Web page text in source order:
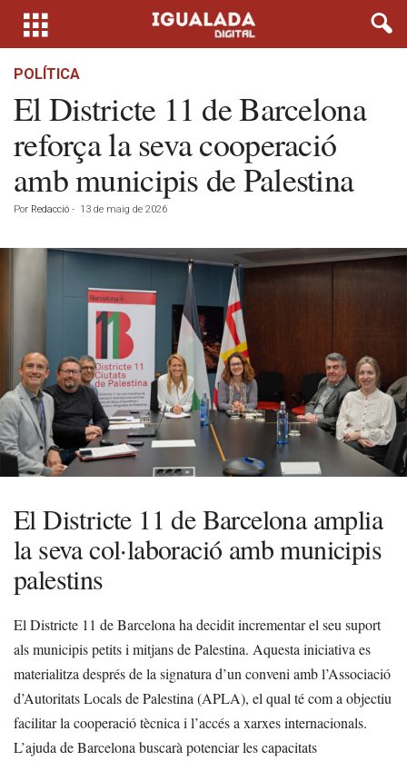
POLÍTICA
El Districte 11 de Barcelona
reforça la seva cooperació
amb municipis de Palestina
Por Redacció - 13 de maig de 2026
El Districte 11 de Barcelona amplia
la seva col·laboració amb municipis
palestins
El Districte 11 de Barcelona ha decidit incrementar el seu suport
als municipis petits i mitjans de Palestina. Aquesta iniciativa es
materialitza després de la signatura d’un conveni amb l’Associació
d’Autoritats Locals de Palestina (APLA), el qual té com a objectiu
facilitar la cooperació tècnica i l’accés a xarxes internacionals.
L’ajuda de Barcelona buscarà potenciar les capacitats